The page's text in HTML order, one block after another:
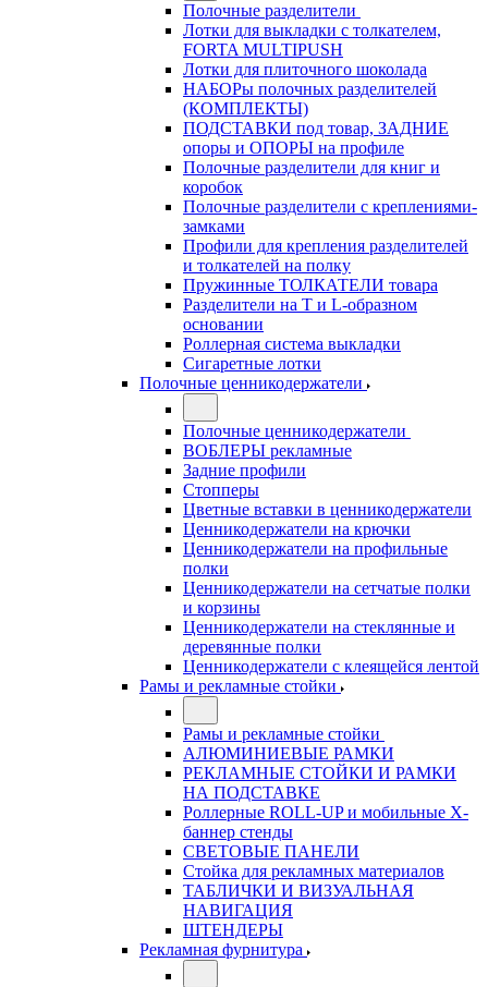
Полочные разделители
Лотки для выкладки с толкателем,
FORTA MULTIPUSH
Лотки для плиточного шоколада
НАБОРы полочных разделителей
(КОМПЛЕКТЫ)
ПОДСТАВКИ под товар, ЗАДНИЕ
опоры и ОПОРЫ на профиле
Полочные разделители для книг и
коробок
Полочные разделители с креплениями-
замками
Профили для крепления разделителей
и толкателей на полку
Пружинные ТОЛКАТЕЛИ товара
Разделители на Т и L-образном
основании
Роллерная система выкладки
Сигаретные лотки
Полочные ценникодержатели
Полочные ценникодержатели
ВОБЛЕРЫ рекламные
Задние профили
Стопперы
Цветные вставки в ценникодержатели
Ценникодержатели на крючки
Ценникодержатели на профильные
полки
Ценникодержатели на сетчатые полки
и корзины
Ценникодержатели на стеклянные и
деревянные полки
Ценникодержатели с клеящейся лентой
Рамы и рекламные стойки
Рамы и рекламные стойки
АЛЮМИНИЕВЫЕ РАМКИ
РЕКЛАМНЫЕ СТОЙКИ И РАМКИ
НА ПОДСТАВКЕ
Роллерные ROLL-UP и мобильные X-
баннер стенды
СВЕТОВЫЕ ПАНЕЛИ
Стойка для рекламных материалов
ТАБЛИЧКИ И ВИЗУАЛЬНАЯ
НАВИГАЦИЯ
ШТЕНДЕРЫ
Рекламная фурнитура